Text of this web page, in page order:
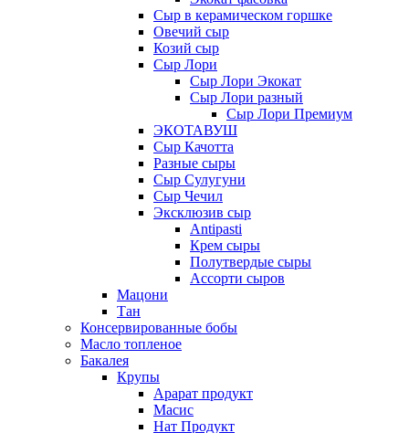
Сыр в керамическом горшке
Овечий сыр
Козий сыр
Сыр Лори
Сыр Лори Экокат
Сыр Лори разный
Сыр Лори Премиум
ЭКОТАВУШ
Сыр Качотта
Разные сыры
Сыр Сулугуни
Сыр Чечил
Эксклюзив сыр
Antipasti
Крем сыры
Полутвердые сыры
Ассорти сыров
Мацони
Тан
Консервированные бобы
Масло топленое
Бакалея
Крупы
Арарат продукт
Масис
Нат Продукт